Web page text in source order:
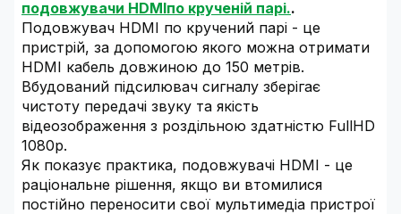
подовжувачи HDMIпо крученій парі..
Подовжувач HDMI по кручений парі - це
пристрій, за допомогою якого можна отримати
HDMI кабель довжиною до 150 метрів.
Вбудований підсилювач сигналу зберігає
чистоту передачі звуку та якість
відеозображення з роздільною здатністю FullHD
1080р.
Як показує практика, подовжувачі HDMI - це
раціональне рішення, якщо ви втомилися
постійно переносити свої мультимедіа пристрої